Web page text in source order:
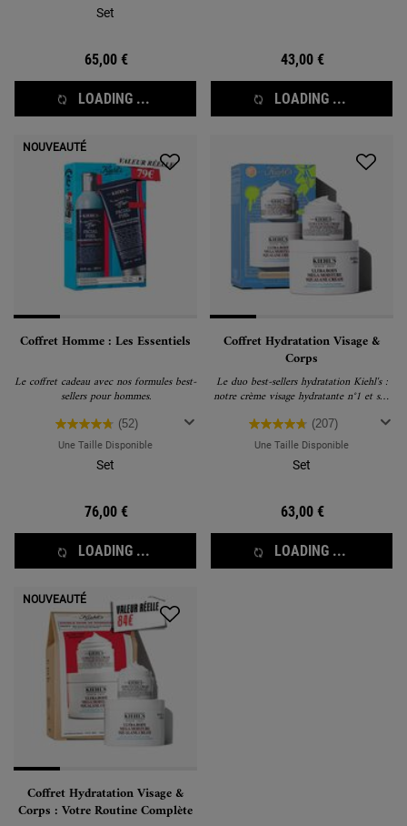
Set
65,00 €
LOADING ...
43,00 €
LOADING ...
NOUVEAUTÉ
Coffret Homme : Les Essentiels
Le coffret cadeau avec nos formules best-
sellers pour hommes.
(52)
Une Taille Disponible
Set
76,00 €
LOADING ...
Coffret Hydratation Visage &
Corps
Le duo best-sellers hydratation Kiehl's :
notre crème visage hydratante n°1 et son
pour une peau plus douce et parfaitement
hydratée.
(207)
Une Taille Disponible
Set
63,00 €
LOADING ...
NOUVEAUTÉ
Coffret Hydratation Visage &
Corps : Votre Routine Complète